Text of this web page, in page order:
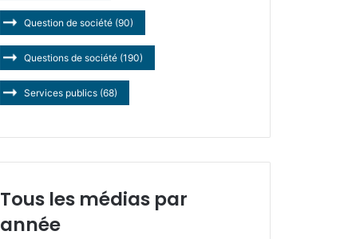
Question de société (90)
Questions de société (190)
Services publics (68)
Tous les médias par
année